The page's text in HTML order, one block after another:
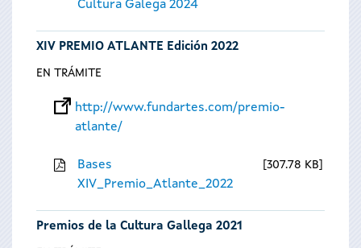
Cultura Galega 2024
XIV PREMIO ATLANTE Edición 2022
EN TRÁMITE
http://www.fundartes.com/premio-
atlante/
Bases
XIV_Premio_Atlante_2022
307.78 KB
Premios de la Cultura Gallega 2021